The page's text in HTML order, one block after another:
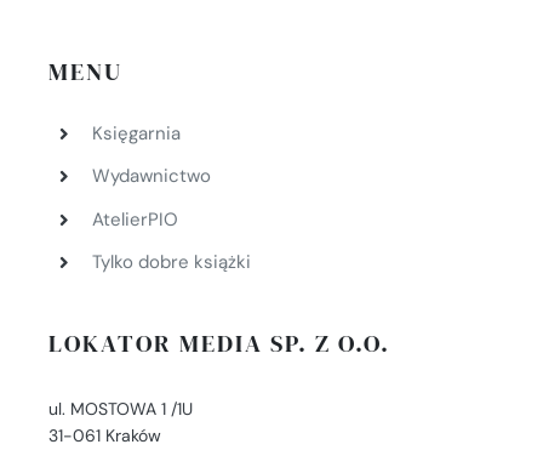
MENU
Księgarnia
Wydawnictwo
AtelierPIO
Tylko dobre książki
LOKATOR MEDIA SP. Z O.O.
ul. MOSTOWA 1 /1U
31-061 Kraków